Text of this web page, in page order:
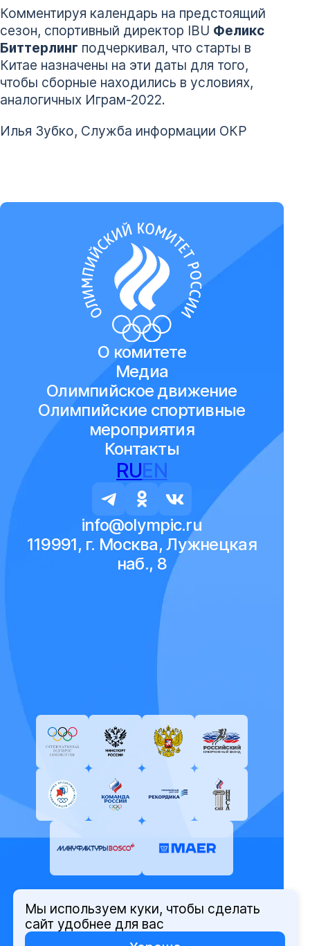
Комментируя календарь на предстоящий
сезон, спортивный директор IBU Феликс
Биттерлинг подчеркивал, что старты в
Китае назначены на эти даты для того,
чтобы сборные находились в условиях,
аналогичных Играм-2022.
Илья Зубко, Служба информации ОКР
О комитете
Медиа
Олимпийское движение
Олимпийские спортивные
мероприятия
Контакты
RUEN
info@olympic.ru
119991, г. Москва, Лужнецкая
наб., 8
© Олимпийский комитет России,
2026
Мы используем куки, чтобы сделать
сайт удобнее для вас